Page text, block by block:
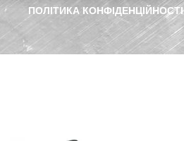
ПОЛІТИКА КОНФІДЕНЦІЙНОСТІ